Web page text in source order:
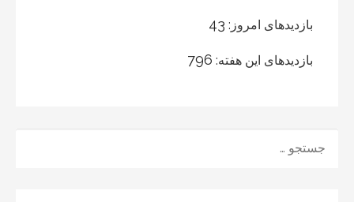
بازدیدهای امروز: 43
بازدیدهای این هفته: 796